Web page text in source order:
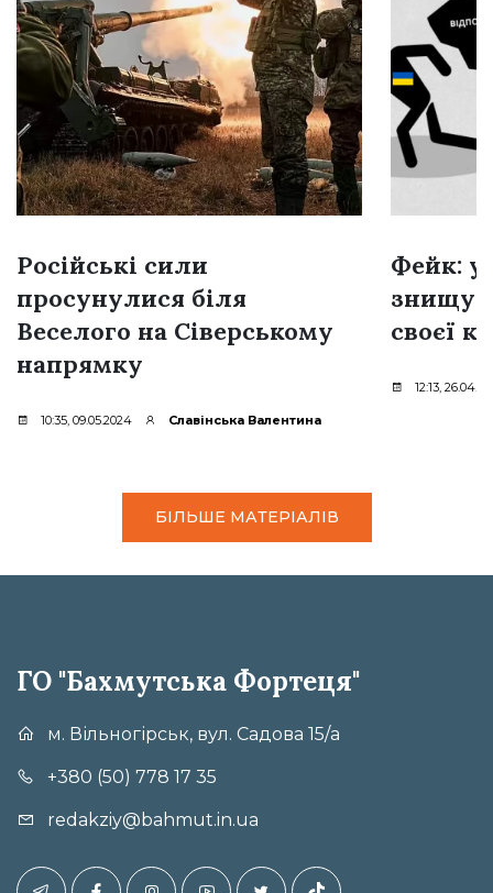
Російські сили
просунулися біля
Веселого на Сіверському
напрямку
10:35, 09.05.2024 Славінська Валентина
Фейк:
своєї
12:13,
БІЛЬШЕ МАТЕРІАЛІВ
ГО "Бахмутська Фортеця"
м. Вільногірськ, вул. Садова 15/а
+380 (50) 778 17 35
redakziy@bahmut.in.ua